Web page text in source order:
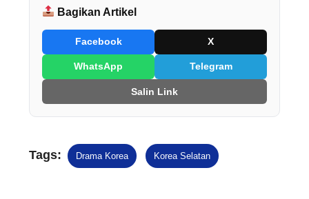
Bagikan Artikel
Facebook X
WhatsApp Telegram
Salin Link
Tags: Drama Korea Korea Selatan